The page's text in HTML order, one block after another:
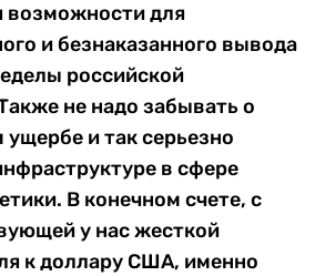
для
и безнаказанного вывода
российской
не надо забывать о
и так серьезно
в сфере
В конечном счете, с
у нас жесткой
к доллару США, именно